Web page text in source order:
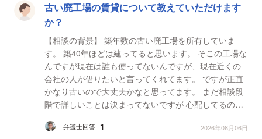
古い廃工場の賃貸について教えていただけます
か？
【相談の背景】 築年数の古い廃工場を所有していま
す。 築40年ほどは建ってると思います。 そこの工場な
んですが現在は誰も使ってないんですが、現在近くの
会社の人が借りたいと言ってくれてます。 ですが正直
かなり古いので大丈夫かなと思ってます。 まだ相談段
階で詳しいことは決まってないですが 心配してるのは
弁護士回答 1 2026年08月06日